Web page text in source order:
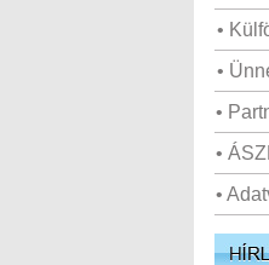
•
•
•
•
•